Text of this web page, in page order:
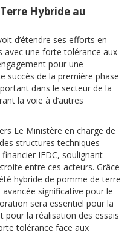
Hybride au
d’étendre ses efforts en
avec une forte tolérance aux
pour une
succès de la première phase
dans le secteur de la
la voie à d’autres
Le Ministère en charge de
structures techniques
financier IFDC, soulignant
entre ces acteurs. Grâce
hybride de pomme de terre
significative pour le
sera essentiel pour la
pour la réalisation des essais
tolérance face aux